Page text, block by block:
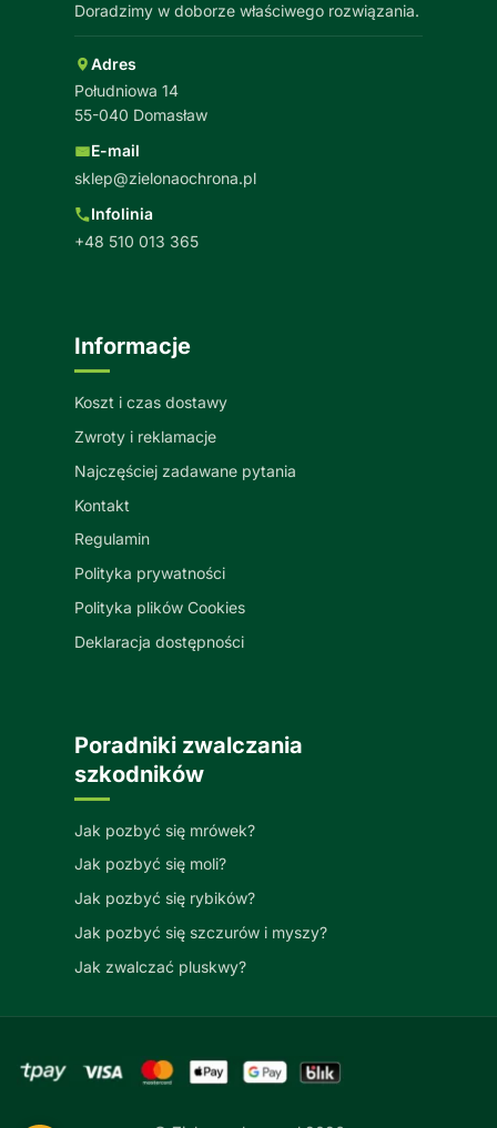
Doradzimy w doborze właściwego rozwiązania.
Adres
Południowa 14
55-040 Domasław
E-mail
sklep@zielonaochrona.pl
Infolinia
+48 510 013 365
Informacje
Koszt i czas dostawy
Zwroty i reklamacje
Najczęściej zadawane pytania
Kontakt
Regulamin
Polityka prywatności
Polityka plików Cookies
Deklaracja dostępności
Poradniki zwalczania
szkodników
Jak pozbyć się mrówek?
Jak pozbyć się moli?
Jak pozbyć się rybików?
Jak pozbyć się szczurów i myszy?
Jak zwalczać pluskwy?